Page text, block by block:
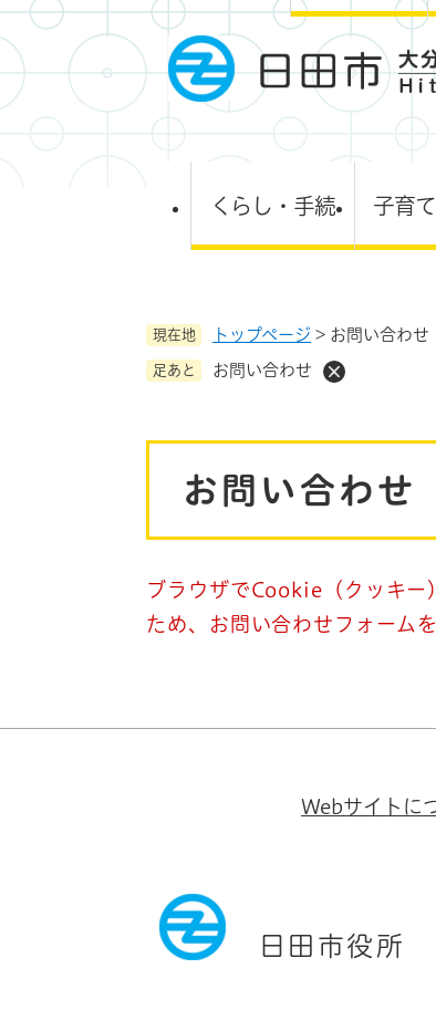
ペ
ー
の
くらし・手続 子育
現在地 トップページ > お問い合わせ
足あと お問い合わせ
お問い合わせ
ブラウザでCookie（クッキー
ため、お問い合わせフォーム
Webサイトに
日田市役所